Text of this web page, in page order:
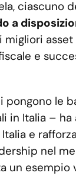
ciascuno
a
e
pongono le
in Italia – ha
e
nel
un